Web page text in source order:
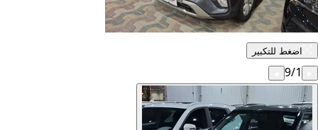
اضغط للتكبير
9/1